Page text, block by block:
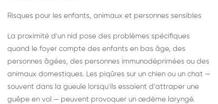
Risques pour les enfants, animaux et personnes sensibles
La proximité d'un nid pose des problèmes spécifiques
quand le foyer compte des enfants en bas âge, des
personnes âgées, des personnes immunodéprimées ou des
animaux domestiques. Les piqûres sur un chien ou un chat —
souvent dans la gueule lorsqu'ils essaient d'attraper une
guêpe en vol — peuvent provoquer un œdème laryngé.